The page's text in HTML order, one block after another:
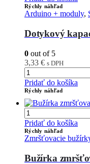
Rýchly náhľad
Arduino + moduly,
Dotykový
0 out of 5
3,33 € s DPH
Pridať do košíka
Rýchly náhľad
Pridať do košíka
Rýchly náhľad
Zmršťovacie
Bužírka